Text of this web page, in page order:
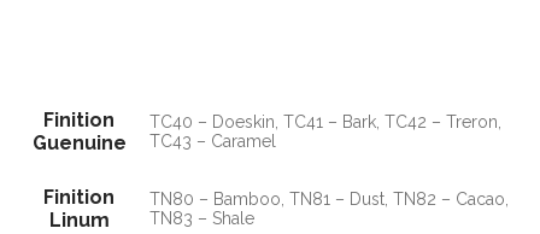
Finition
Guenuine
TC40 – Doeskin, TC41 – Bark, TC42 – Treron,
TC43 – Caramel
Finition
Linum
TN80 – Bamboo, TN81 – Dust, TN82 – Cacao,
TN83 – Shale